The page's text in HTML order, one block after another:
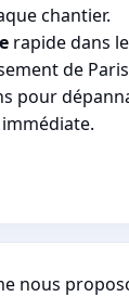
chantier.
rapide dans le
de
pour
nous